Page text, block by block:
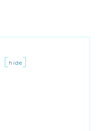
[ hide]